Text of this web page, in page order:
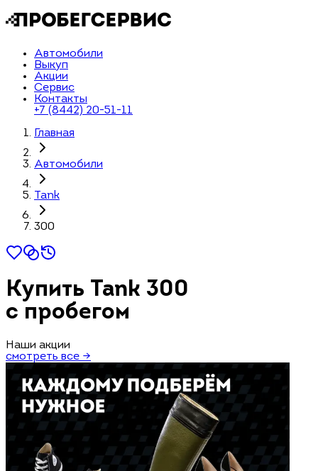
Автомобили
Выкуп
Акции
Сервис
Контакты
+7 (8442) 20-51-11
Главная
Автомобили
Tank
300
Купить Tank 300
с пробегом
Наши акции
смотреть все →